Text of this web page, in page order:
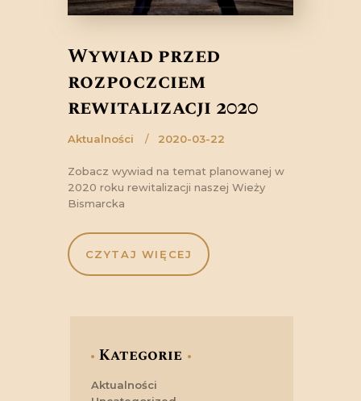
Wywiad przed
rozpoczęciem
rewitalizacji 2020
Aktualności 2020-03-22
Zobacz wywiad na temat planowanej w
2020 roku rewitalizacji naszej Wieży
Bismarcka
CZYTAJ WIĘCEJ
Kategorie
Aktualności